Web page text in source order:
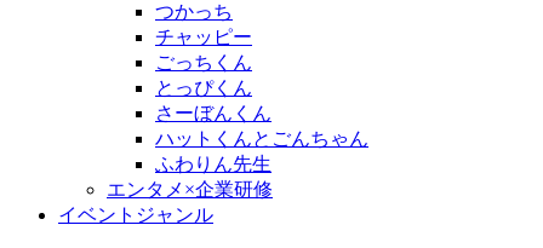
つかっち
チャッピー
ごっちくん
とっぴくん
さーぼんくん
ハットくんとごんちゃん
ふわりん先生
エンタメ×企業研修
イベントジャンル